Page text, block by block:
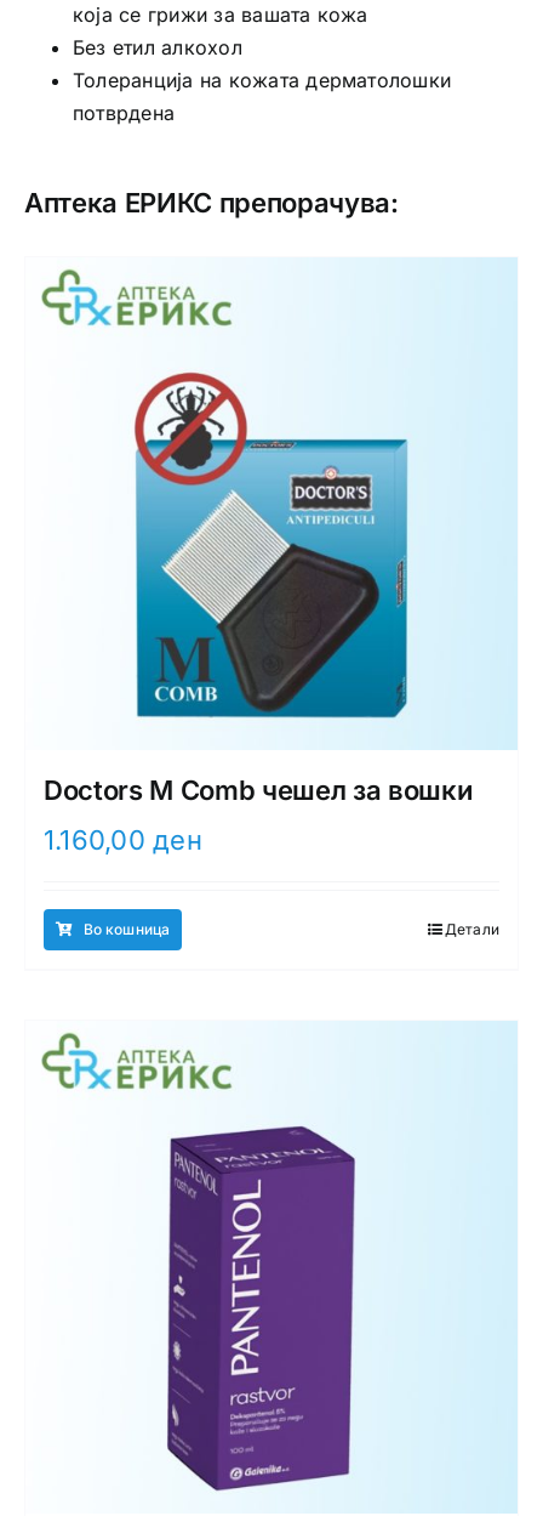
која се грижи за вашата кожа
Без етил алкохол
Толеранција на кожата дерматолошки
потврдена
Аптека ЕРИКС препорачува:
Doctors M Comb чешел за вошки
1.160,00ден
Во кошница Детали